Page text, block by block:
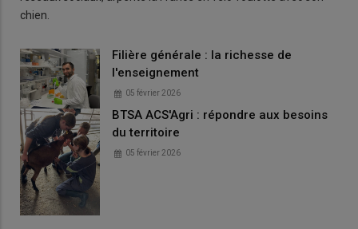
chien.
Filière générale : la richesse de
l'enseignement
05 février 2026
BTSA ACS'Agri : répondre aux besoins
du territoire
05 février 2026